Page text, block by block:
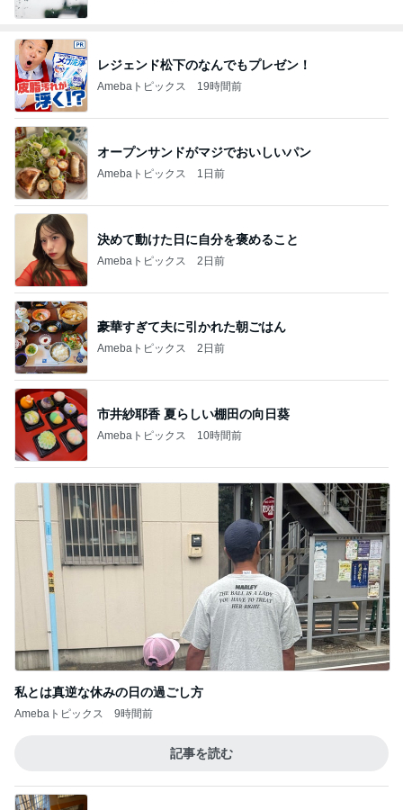
レジェンド松下のなんでもプレゼン！
Amebaトピックス 19時間前
オープンサンドがマジでおいしいパン
Amebaトピックス 1日前
決めて動けた日に自分を褒めること
Amebaトピックス 2日前
豪華すぎて夫に引かれた朝ごはん
Amebaトピックス 2日前
市井紗耶香 夏らしい棚田の向日葵
Amebaトピックス 10時間前
私とは真逆な休みの日の過ごし方
Amebaトピックス 9時間前
記事を読む